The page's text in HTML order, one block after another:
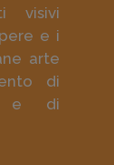
visivi
e i
arte
di
e di